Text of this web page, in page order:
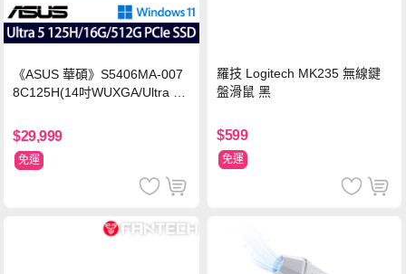
《ASUS 華碩》S5406MA-007
8C125H(14吋WUXGA/Ultra 5
n11/二年保)
$29,999
免運
羅技 Logitech MK235 無線鍵
盤滑鼠 黑
$599
免運